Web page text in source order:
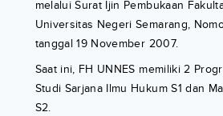
melalui Surat Ijin Pembukaan
Universitas Negeri Semarang,
tanggal 19 November 2007.
Saat ini, FH UNNES memiliki 2
Studi Sarjana Ilmu Hukum S1 dan
S2.